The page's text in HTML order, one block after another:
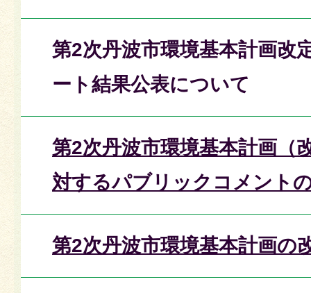
第2次丹波市環境基本計画改
ート結果公表について
第2次丹波市環境基本計画（
対するパブリックコメント
第2次丹波市環境基本計画の